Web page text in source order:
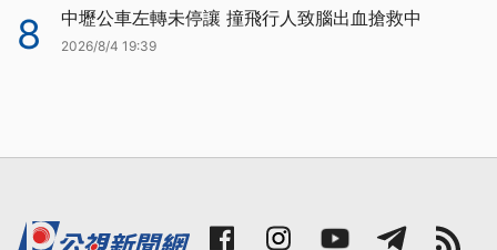
8 中壢公車左轉未停讓 撞飛行人致腦出血搶救中
2026/8/4 19:39